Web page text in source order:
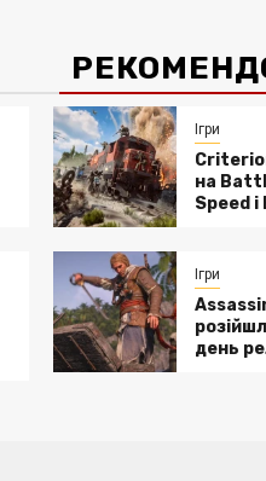
Ігри
на
Speed
Ігри
день